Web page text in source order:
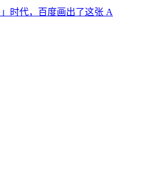
时代，百度画出了这张 A